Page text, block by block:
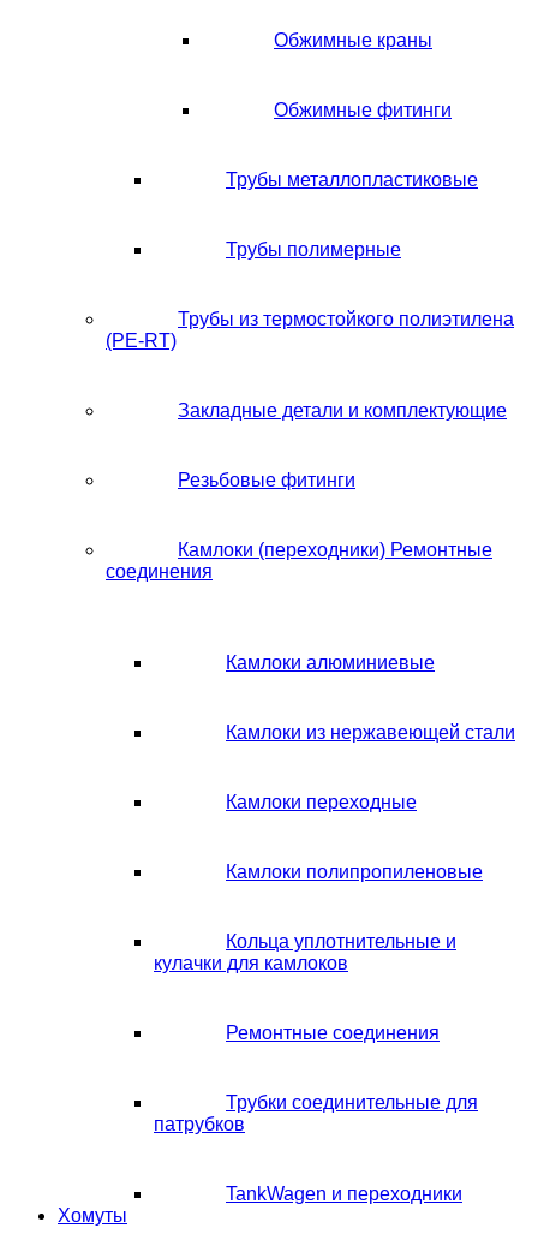
Обжимные краны
Обжимные фитинги
Трубы металлопластиковые
Трубы полимерные
Трубы из термостойкого полиэтилена
(PE-RT)
Закладные детали и комплектующие
Резьбовые фитинги
Камлоки (переходники) Ремонтные
соединения
Камлоки алюминиевые
Камлоки из нержавеющей стали
Камлоки переходные
Камлоки полипропиленовые
Кольца уплотнительные и
кулачки для камлоков
Ремонтные соединения
Трубки соединительные для
патрубков
TankWagen и переходники
Хомуты